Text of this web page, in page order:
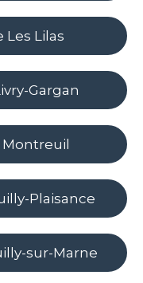
Les Lilas
Gargan
Plaisance
sur-Marne